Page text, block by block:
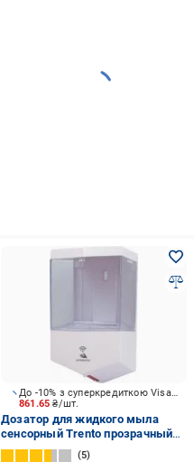
861.65₴/шт.
До -10% з суперкредиткою Visa Вигода
Дозатор для жидкого мыла
сенсорный Trento прозрачный
1,2 л (59738)
5